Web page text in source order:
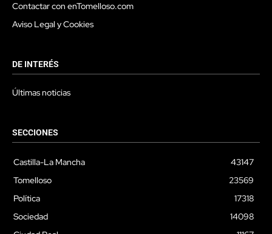
Contactar con enTomelloso.com
Aviso Legal y Cookies
DE INTERÉS
Últimas noticias
SECCIONES
Castilla-La Mancha
43147
Tomelloso
23569
Política
17318
Sociedad
14098